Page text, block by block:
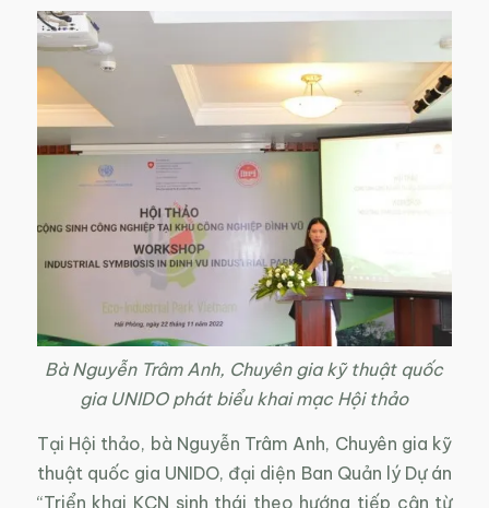
Bà Nguyễn Trâm Anh, Chuyên gia kỹ thuật quốc
gia UNIDO phát biểu khai mạc Hội thảo
Tại Hội thảo, bà Nguyễn Trâm Anh, Chuyên gia kỹ
thuật quốc gia UNIDO, đại diện Ban Quản lý Dự án
“Triển khai KCN sinh thái theo hướng tiếp cận từ